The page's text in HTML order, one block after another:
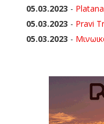
05.03.2023 -
05.03.2023 - Pravi
05.03.2023 -